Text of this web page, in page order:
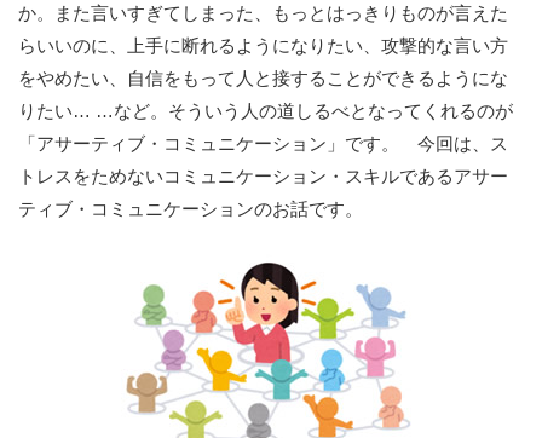
か。また言いすぎてしまった、もっとはっきりものが言えた
らいいのに、上手に断れるようになりたい、攻撃的な言い方
をやめたい、自信をもって人と接することができるようにな
りたい… …など。そういう人の道しるべとなってくれるのが
「アサーティブ・コミュニケーション」です。 今回は、ス
トレスをためないコミュニケーション・スキルであるアサー
ティブ・コミュニケーションのお話です。